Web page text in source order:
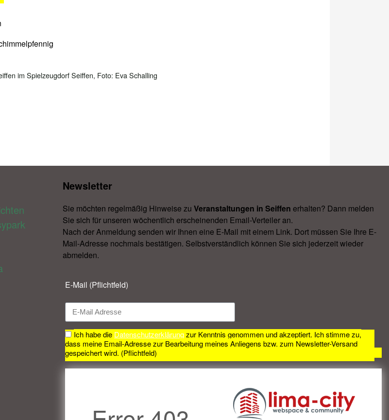
im Spielzeugdorf Seiffen, Foto: Eva Schalling
Newsletter​
Sie möchten regelmäßig Hinweise zu Veranstal­tungen in Seiffen erhalten? Dann melden
Sie sich für unseren wöchentlich erscheinenden Email-Verteiler an.
Nach der Anmeldung senden wir Ihnen eine E-Mail mit einem Link. Dort müssen Sie Ihre E-
Mail-Adresse nochmals bestätigen. Selbstverständlich können Sie sich jederzeit wieder
abmelden.​
E-Mail (Pflichtfeld)
Ich habe die Datenschutzerklärungzur Kenntnis genommen und akzeptiert. Ich stimme zu,
dass meine Email-Adresse zur Bearbeitung meines Anliegens bzw. zum Newsletter-Versand
gespeichert wird. (Pflichtfeld)